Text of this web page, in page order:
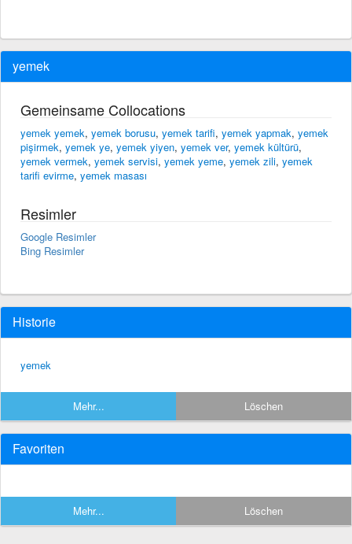
yemek
Gemeinsame Collocations
yemek yemek, yemek borusu, yemek tarifi, yemek yapmak, yemek
pişirmek, yemek ye, yemek yiyen, yemek ver, yemek kültürü,
yemek vermek, yemek servisi, yemek yeme, yemek zili, yemek
tarifi evirme, yemek masası
Resimler
Google Resimler
Bing Resimler
Historie
yemek
Mehr... Löschen
Favoriten
Mehr... Löschen